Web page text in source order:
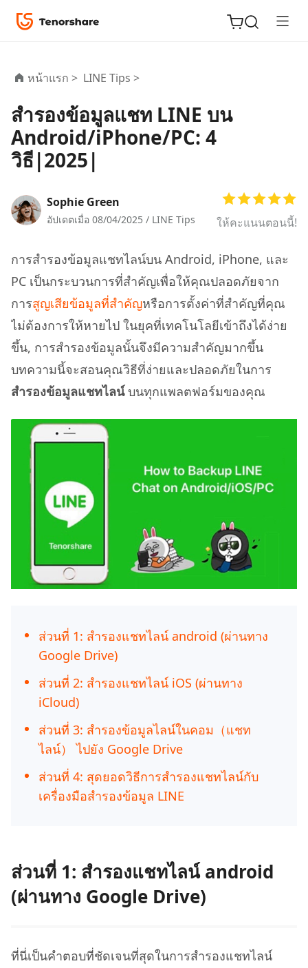
ReiBoot
for iOS
PDNob
หน้าแรก > LINE Tips >
สำรองข้อมูลแชท LINE บน
Android/iPhone/PC: 4
วิธี|2025|
Sophie Green
อัปเดตเมื่อ 08/04/2025 / LINE Tips ให้คะแนนตอนนี้!
การสำรองข้อมูลแชทไลน์บน Android, iPhone, และ
PC เป็นกระบวนการที่สำคัญเพื่อให้คุณปลอดภัยจาก
การสูญเสียข้อมูลที่สำคัญหรือการตั้งค่าที่สำคัญที่คุณ
ไม่ต้องการให้หายไป ในยุคที่เทคโนโลยีเข้าถึงได้ง่าย
ขึ้น, การสำรองข้อมูลนั้นจึงมีความสำคัญมากขึ้น
บทความนี้จะสอนคุณวิธีที่ง่ายและปลอดภัยในการ
สำรองข้อมูลแชทไลน์บนทุกแพลตฟอร์มของคุณ
ส่วนที่ 1: สํารองแชทไลน์ android (ผ่านทาง
Google Drive)
ส่วนที่ 2: สํารองแชทไลน์ iOS (ผ่านทาง
iCloud)
ส่วนที่ 3: สํารองข้อมูลไลน์ในคอม（แชท
ไลน์） ไปยัง Google Drive
ส่วนที่ 4: สุดยอดวิธีการสํารองแชทไลน์กับ
เครื่องมือสำรองข้อมูล LINE
ส่วนที่ 1: สํารองแชทไลน์ android
(ผ่านทาง Google Drive)
ที่นี่เป็นคำตอบที่ชัดเจนที่สุดในการสํารองแชทไลน์